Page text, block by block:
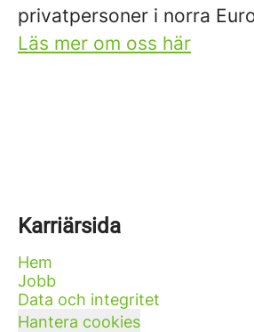
privatpersoner i norra
Läs mer om oss här
Karriärsida
Hem
Jobb
Data och integritet
Hantera cookies